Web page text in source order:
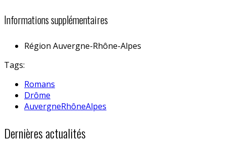
Informations supplémentaires
Région Auvergne-Rhône-Alpes
Tags:
Romans
Drôme
AuvergneRhôneAlpes
Dernières actualités